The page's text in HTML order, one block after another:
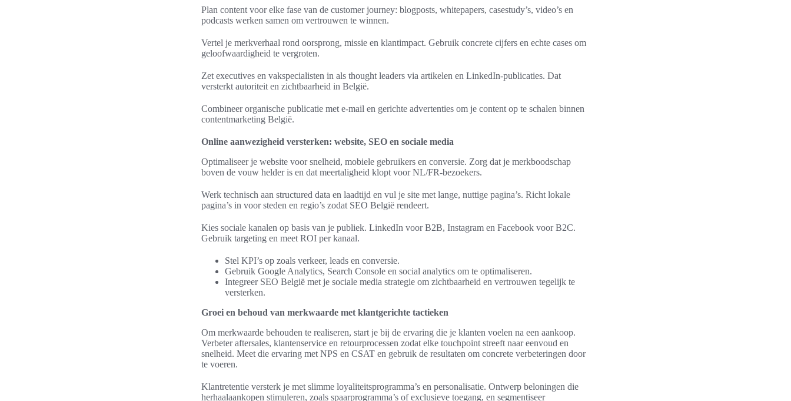
Plan content voor elke fase van de customer journey: blogposts, whitepapers, casestudy’s, video’s en
podcasts werken samen om vertrouwen te winnen.
Vertel je merkverhaal rond oorsprong, missie en klantimpact. Gebruik concrete cijfers en echte cases om
geloofwaardigheid te vergroten.
Zet executives en vakspecialisten in als thought leaders via artikelen en LinkedIn-publicaties. Dat
versterkt autoriteit en zichtbaarheid in België.
Combineer organische publicatie met e-mail en gerichte advertenties om je content op te schalen binnen
contentmarketing België.
Online aanwezigheid versterken: website, SEO en sociale media
Optimaliseer je website voor snelheid, mobiele gebruikers en conversie. Zorg dat je merkboodschap
boven de vouw helder is en dat meertaligheid klopt voor NL/FR-bezoekers.
Werk technisch aan structured data en laadtijd en vul je site met lange, nuttige pagina’s. Richt lokale
pagina’s in voor steden en regio’s zodat SEO België rendeert.
Kies sociale kanalen op basis van je publiek. LinkedIn voor B2B, Instagram en Facebook voor B2C.
Gebruik targeting en meet ROI per kanaal.
Stel KPI’s op zoals verkeer, leads en conversie.
Gebruik Google Analytics, Search Console en social analytics om te optimaliseren.
Integreer SEO België met je sociale media strategie om zichtbaarheid en vertrouwen tegelijk te
versterken.
Groei en behoud van merkwaarde met klantgerichte tactieken
Om merkwaarde behouden te realiseren, start je bij de ervaring die je klanten voelen na een aankoop.
Verbeter aftersales, klantenservice en retourprocessen zodat elke touchpoint streeft naar eenvoud en
snelheid. Meet die ervaring met NPS en CSAT en gebruik de resultaten om concrete verbeteringen door
te voeren.
Klantretentie versterk je met slimme loyaliteitsprogramma’s en personalisatie. Ontwerp beloningen die
herhaalaankopen stimuleren, zoals spaarprogramma’s of exclusieve toegang, en segmentiseer